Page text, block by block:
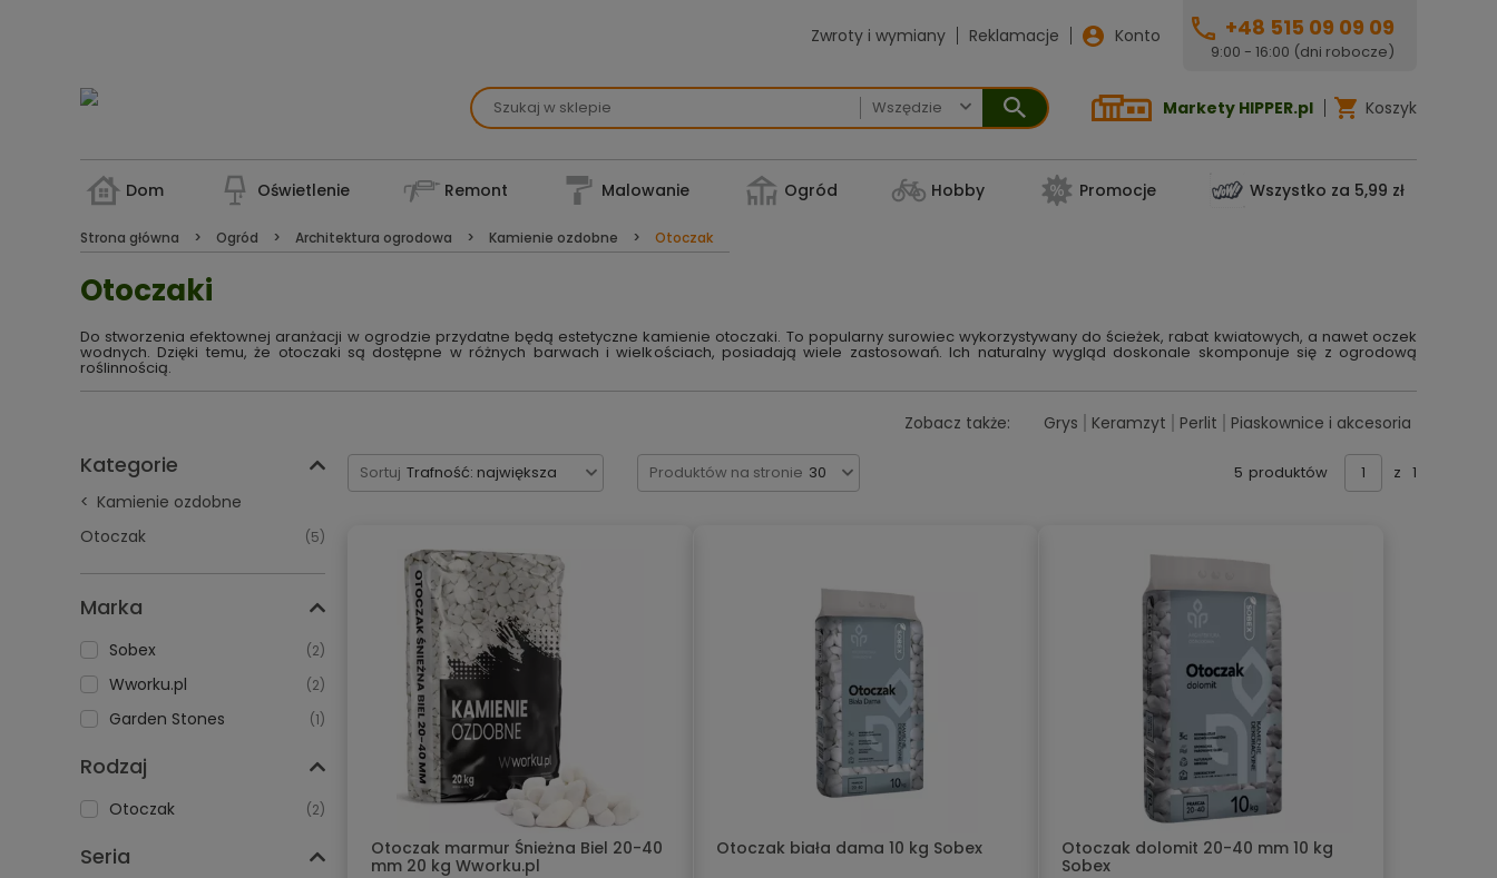
Zwroty i wymiany Reklamacje Konto +48 515 09 09 09
9:00 - 16:00 (dni robocze)
 Markety HIPPER.pl Koszyk
Dom Oświetlenie Remont Malowanie Ogród Hobby Promocje Wszystko za 5,99 zł
Strona główna Ogród Architektura ogrodowa Kamienie ozdobne Otoczak
Otoczaki
Do stworzenia efektownej aranżacji w ogrodzie przydatne będą estetyczne kamienie otoczaki. To popularny surowiec wykorzystywany do ścieżek, rabat kwiatowych, a nawet oczek
wodnych. Dzięki temu, że otoczaki są dostępne w różnych barwach i wielkościach, posiadają wiele zastosowań. Ich naturalny wygląd doskonale skomponuje się z ogrodową
roślinnością.
Zobacz także: Grys Keramzyt Perlit Piaskownice i akcesoria
Kategorie
Kamienie ozdobne
Otoczak
(5)
Marka
Sobex (2)
Wworku.pl (2)
Garden Stones (1)
Rodzaj
Otoczak (2)
Seria
Sortuj Trafność: największa Produktów na stronie 30 5 produktów z 1
Otoczak marmur Śnieżna Biel 20-40
mm 20 kg Wworku.pl
Otoczak biała dama 10 kg Sobex
Otoczak dolomit 20-40 mm 10 kg
Sobex